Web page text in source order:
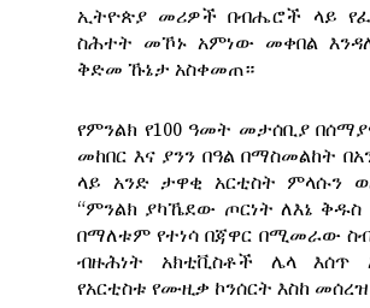
ኢትዮጵያ መሪዎች በብሔሮች ላይ
ስሕተት መኾኑ አምነው መቀበል
ቅድመ ኹኔታ አስቀመጠ።
የምንልክ የ100 ዓመት መታሰቢያ
መከበር እና ያንን በዓል በማስመልከት
ላይ አንድ ታዋቂ አርቲስት ምላሱን
“ምንልክ ያካኼደው ጦርነት ለእኔ ቅዱስ
በማለቱም የተነሳ በጃዋር በሚመራው
ብዙሕነት አክቲቪስቶች ሌላ እሰጥ
የአርቲስቱ የሙዚቃ ኮንሰርት እስከ